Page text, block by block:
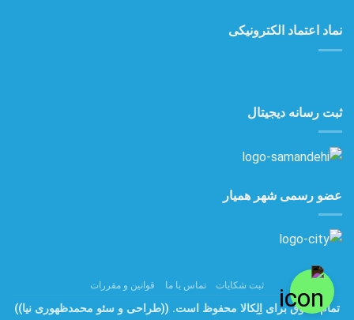
نماد اعتماد الکترونیکی
ثبت رسانه دیجیتال
عضو رسمی شهر همیار
ثبت شکایات تماس با ما قوانین و مقررات
تمام حقوق برای اِلِکالا محفوظ است. ((طراحی و سئو محمدظهوری نیا))